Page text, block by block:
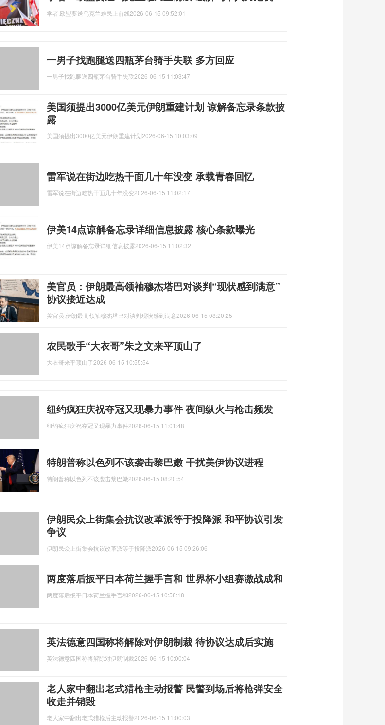
学者,欧盟要送乌克兰难民上前线2026-06-15 09:52:01
一男子找跑腿送四瓶茅台骑手失联 多方回应
一男子找跑腿送四瓶茅台骑手失联2026-06-15 11:03:47
美国须提出3000亿美元伊朗重建计划 谅解备忘录条款披
露
美国须提出3000亿美元伊朗重建计划2026-06-15 10:03:09
雷军说在街边吃热干面几十年没变 承载青春回忆
雷军说在街边吃热干面几十年没变2026-06-15 11:02:17
伊美14点谅解备忘录详细信息披露 核心条款曝光
伊美14点谅解备忘录详细信息披露2026-06-15 11:02:32
美官员：伊朗最高领袖穆杰塔巴对谈判“现状感到满意”
协议接近达成
美官员,伊朗最高领袖穆杰塔巴对谈判现状感到满意2026-06-15 08:20:25
农民歌手“大衣哥”朱之文来平顶山了
大衣哥来平顶山了2026-06-15 10:55:54
纽约疯狂庆祝夺冠又现暴力事件 夜间纵火与枪击频发
纽约疯狂庆祝夺冠又现暴力事件2026-06-15 11:01:48
特朗普称以色列不该袭击黎巴嫩 干扰美伊协议进程
特朗普称以色列不该袭击黎巴嫩2026-06-15 08:20:54
伊朗民众上街集会抗议改革派等于投降派 和平协议引发
争议
伊朗民众上街集会抗议改革派等于投降派2026-06-15 09:26:06
两度落后扳平日本荷兰握手言和 世界杯小组赛激战成和
两度落后扳平日本荷兰握手言和2026-06-15 10:58:18
英法德意四国称将解除对伊朗制裁 待协议达成后实施
英法德意四国称将解除对伊朗制裁2026-06-15 10:00:04
老人家中翻出老式猎枪主动报警 民警到场后将枪弹安全
收走并销毁
老人家中翻出老式猎枪后主动报警2026-06-15 11:00:03